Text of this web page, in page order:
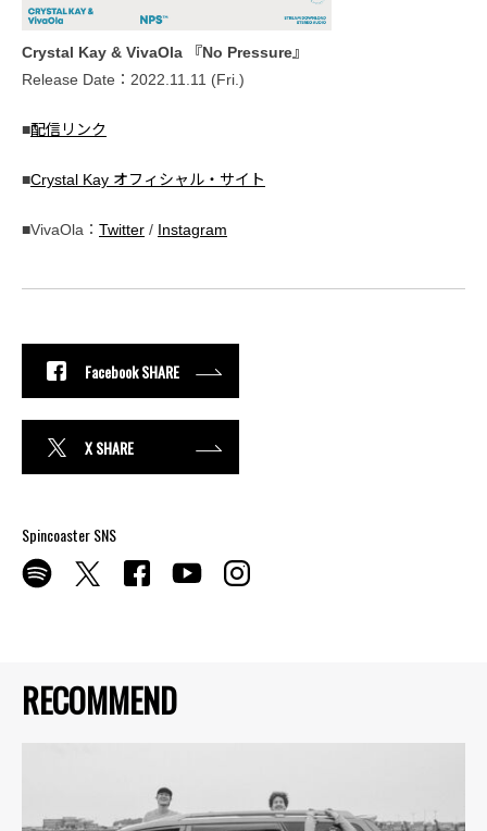
RECOMMEND
Crystal Kay & VivaOla 『No Pressure』
Release Date：2022.11.11 (Fri.)
■配信リンク
■Crystal Kay オフィシャル・サイト
■VivaOla： Twitter / Instagram
Facebook SHARE
X SHARE
Spincoaster SNS